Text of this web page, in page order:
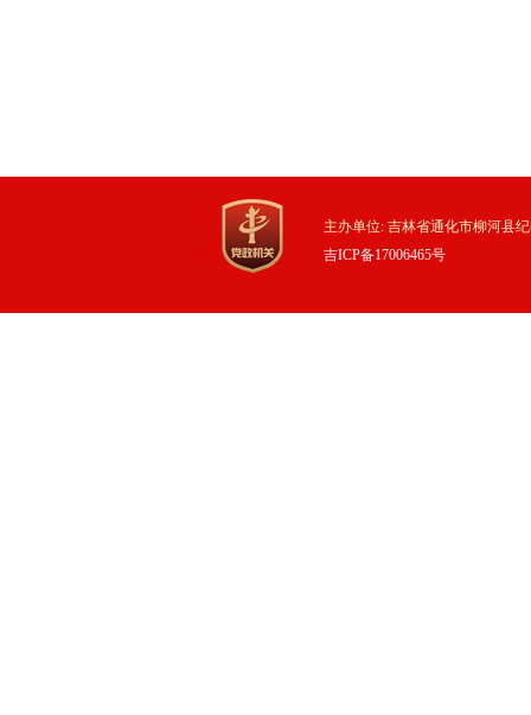
主办单位: 吉林省通化市柳河县
吉ICP备17006465号